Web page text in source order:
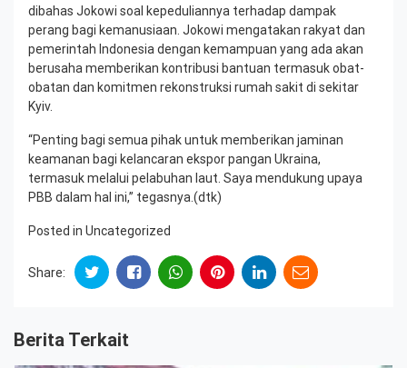
dibahas Jokowi soal kepeduliannya terhadap dampak
perang bagi kemanusiaan. Jokowi mengatakan rakyat dan
pemerintah Indonesia dengan kemampuan yang ada akan
berusaha memberikan kontribusi bantuan termasuk obat-
obatan dan komitmen rekonstruksi rumah sakit di sekitar
Kyiv.
“Penting bagi semua pihak untuk memberikan jaminan
keamanan bagi kelancaran ekspor pangan Ukraina,
termasuk melalui pelabuhan laut. Saya mendukung upaya
PBB dalam hal ini,” tegasnya.(dtk)
Posted in Uncategorized
Share:
Berita Terkait